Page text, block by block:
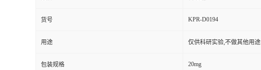
货号 KPR-D0194
用途 仅供科研实验,不做其他用途
包装规格 20mg